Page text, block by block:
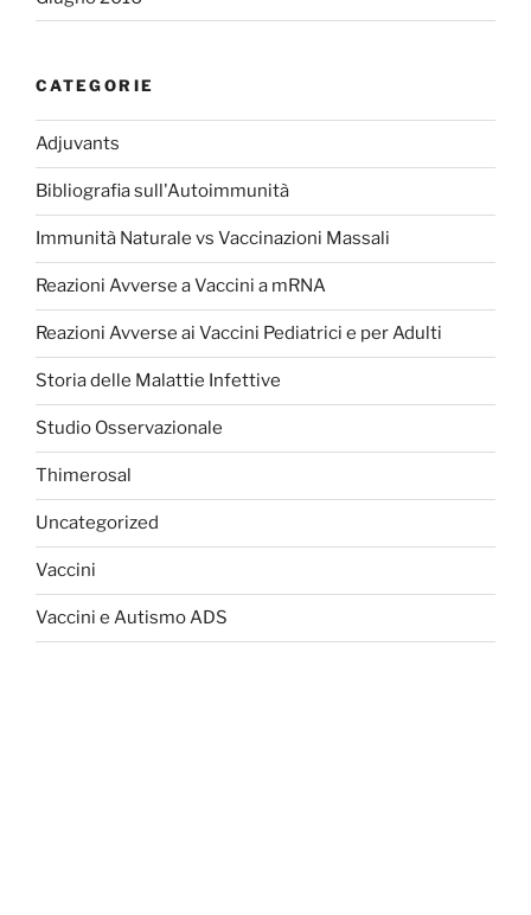
CATEGORIE
Adjuvants
Bibliografia sull'Autoimmunità
Immunità Naturale vs Vaccinazioni Massali
Reazioni Avverse a Vaccini a mRNA
Reazioni Avverse ai Vaccini Pediatrici e per Adulti
Storia delle Malattie Infettive
Studio Osservazionale
Thimerosal
Uncategorized
Vaccini
Vaccini e Autismo ADS